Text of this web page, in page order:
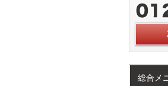
総合メ